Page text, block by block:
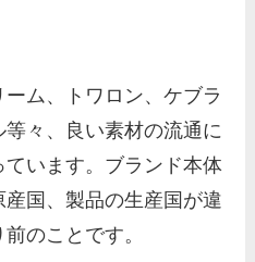
ム、トワロン、ケブラ
々、良い素材の流通に
います。ブランド本体
国、製品の生産国が違
のことです。